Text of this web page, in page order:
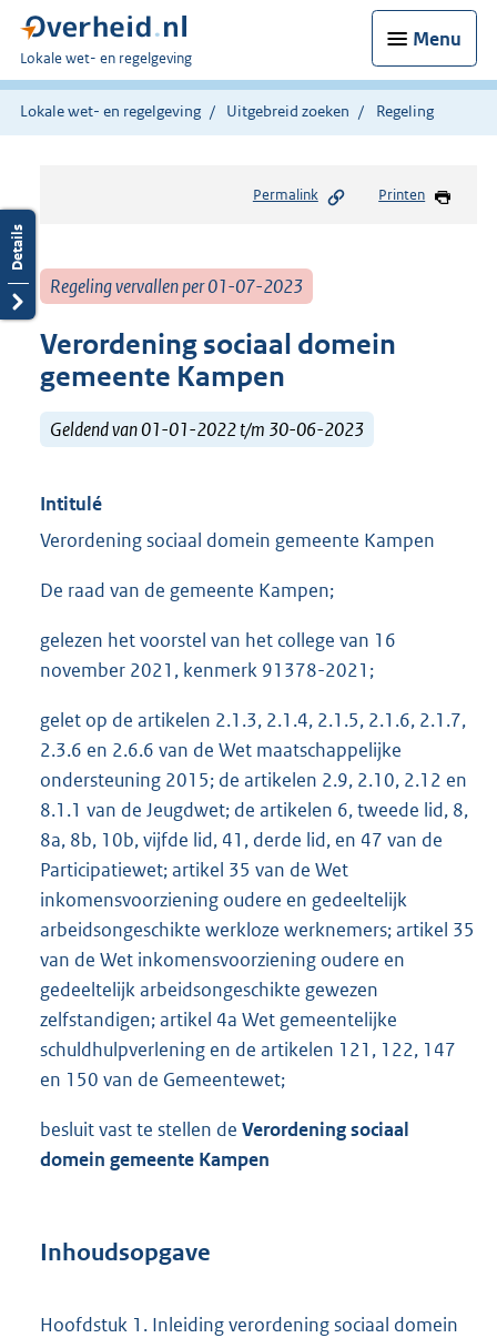
Menu
U
bent
hier:
Lokale wet- en regelgeving
Lokale wet- en regelgeving Uitgebreid zoeken Regeling
Permalink Printen
Regeling vervallen per 01-07-2023
Verordening sociaal domein
gemeente Kampen
Geldend van 01-01-2022 t/m 30-06-2023
Intitulé
Verordening sociaal domein gemeente Kampen
De raad van de gemeente Kampen;
gelezen het voorstel van het college van 16
november 2021, kenmerk 91378-2021;
gelet op de artikelen 2.1.3, 2.1.4, 2.1.5, 2.1.6, 2.1.7,
2.3.6 en 2.6.6 van de Wet maatschappelijke
ondersteuning 2015; de artikelen 2.9, 2.10, 2.12 en
8.1.1 van de Jeugdwet; de artikelen 6, tweede lid, 8,
8a, 8b, 10b, vijfde lid, 41, derde lid, en 47 van de
Participatiewet; artikel 35 van de Wet
inkomensvoorziening oudere en gedeeltelijk
arbeidsongeschikte werkloze werknemers; artikel 35
van de Wet inkomensvoorziening oudere en
gedeeltelijk arbeidsongeschikte gewezen
zelfstandigen; artikel 4a Wet gemeentelijke
schuldhulpverlening en de artikelen 121, 122, 147
en 150 van de Gemeentewet;
besluit vast te stellen de Verordening sociaal
domein gemeente Kampen
Inhoudsopgave
Hoofdstuk 1. Inleiding verordening sociaal domein